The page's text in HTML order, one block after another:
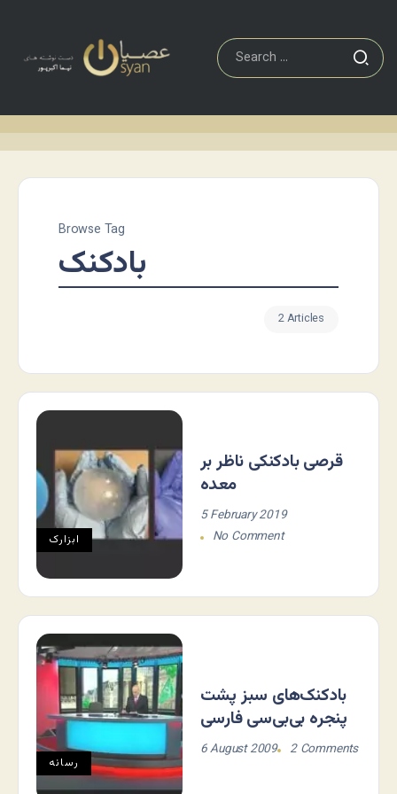
Browse Tag
بادکنک
2 Articles
ابزارک
قرصی بادکنکی ناظر بر
معده
5 February 2019
No Comment
رسانه
بادکنک‌های سبز پشت
پنجره بی‌بی‌سی فارسی
6 August 2009 2 Comments